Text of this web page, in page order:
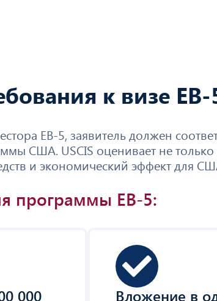
к визе EB-
EB-5, заявитель должен
США. USCIS оценивает не только
и экономический эффект для
программы EB-5:
000
Вложение в